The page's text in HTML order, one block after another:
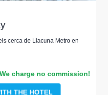
cerca de Llacuna Metro en
We charge no commission!
THE HOTEL